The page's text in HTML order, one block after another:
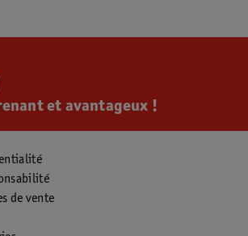
et avantageux !
de vente